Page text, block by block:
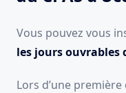
Vous pouvez vous
les jours ouvrables
Lors d’une